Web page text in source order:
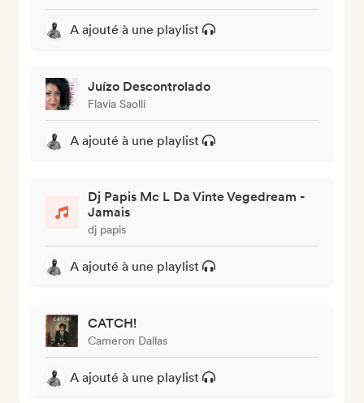
A ajouté à une playlist
Juízo Descontrolado
Flavia Saolli
A ajouté à une playlist
Dj Papis Mc L Da Vinte Vegedream -
Jamais
dj papis
A ajouté à une playlist
CATCH!
Cameron Dallas
A ajouté à une playlist